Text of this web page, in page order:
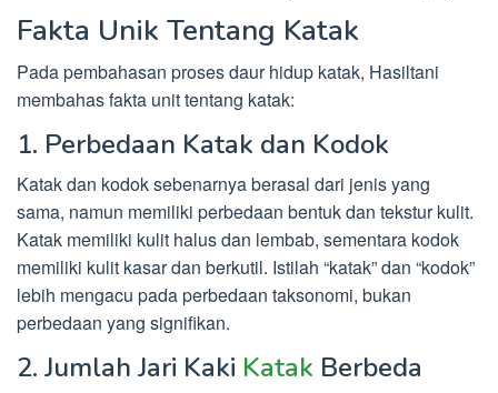
Fakta Unik Tentang Katak
Pada pembahasan proses daur hidup katak, Hasiltani
membahas fakta unit tentang katak:
1. Perbedaan Katak dan Kodok
Katak dan kodok sebenarnya berasal dari jenis yang
sama, namun memiliki perbedaan bentuk dan tekstur kulit.
Katak memiliki kulit halus dan lembab, sementara kodok
memiliki kulit kasar dan berkutil. Istilah “katak” dan “kodok”
lebih mengacu pada perbedaan taksonomi, bukan
perbedaan yang signifikan.
2. Jumlah Jari Kaki Katak Berbeda